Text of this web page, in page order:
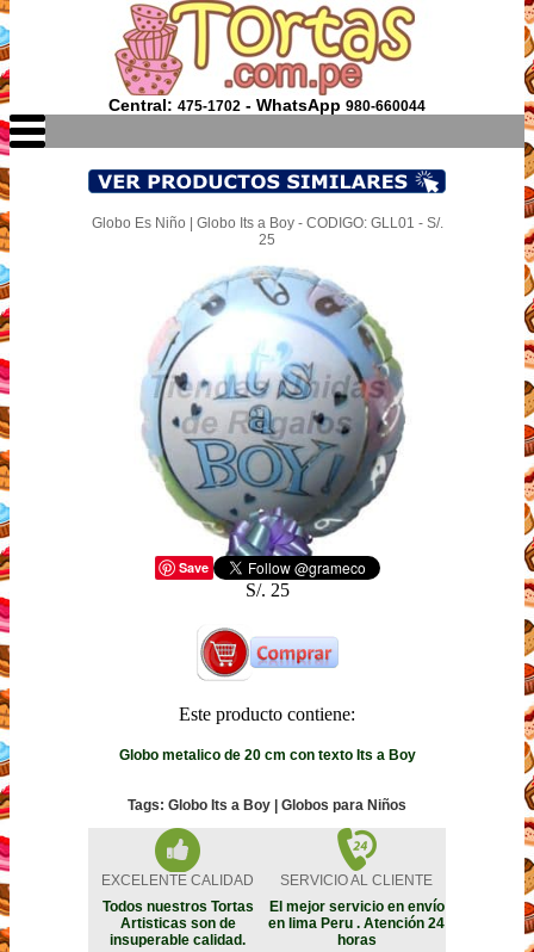
Central: 475-1702 - WhatsApp 980-660044
Globo Es Niño | Globo Its a Boy - CODIGO: GLL01 - S/.
25
Save
S/. 25
Este producto contiene:
Globo metalico de 20 cm con texto Its a Boy
Tags: Globo Its a Boy | Globos para Niños
EXCELENTE CALIDAD
SERVICIO AL CLIENTE
Todos nuestros Tortas
Artisticas son de
insuperable calidad.
El mejor servicio en envío
en lima Peru . Atención 24
horas